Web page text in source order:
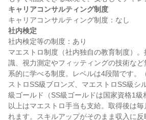
キャリアコンサルティング制度
社内検定
社内検定等の制度：あり
マエストロ制度（社内独自の教育制度）
識、視力測定やフィッティングの技術な
系的に学べる制度。レベルは4段階です。
ストロSS級ブロンズ、マエストロSS級シ
級ゴールド（SS級ゴールドは国家資格1級
以上はマエストロ手当も支給。取得後は
れます。スキルアップがそのまま収入に